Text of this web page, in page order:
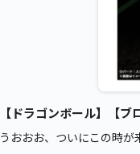
【ドラゴンボール】【
うおおお、ついにこの時が